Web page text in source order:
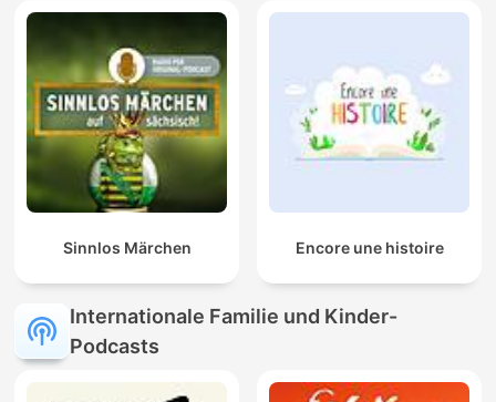
Sinnlos Märchen Encore une histoire
Internationale Familie und Kinder-
Podcasts